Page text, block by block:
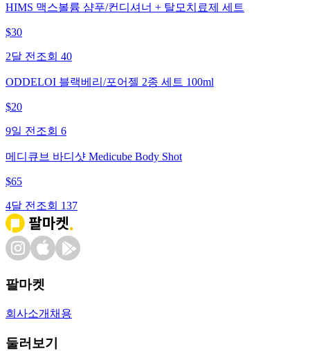
HIMS 맥스볼륨 샴푸/컨디셔너 + 탈모치료제 세트
$30
2달 전 조회 40
ODDELOI 블랙베리/포어젤 2종 세트 100ml
$20
9일 전 조회 6
메디큐브 바디샷 Medicube Body Shot
$65
4달 전 조회 137
팔마켓
회사소개 채용
둘러보기